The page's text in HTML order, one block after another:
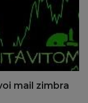
mail zimbra